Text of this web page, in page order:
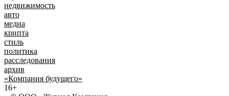
недвижимость
авто
медиа
крипта
стиль
политика
расследования
архив
«Компания будущего»
16+